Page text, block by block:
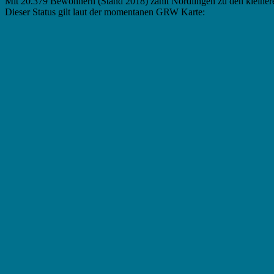
Dieser Status gilt laut der momentanen GRW Karte: